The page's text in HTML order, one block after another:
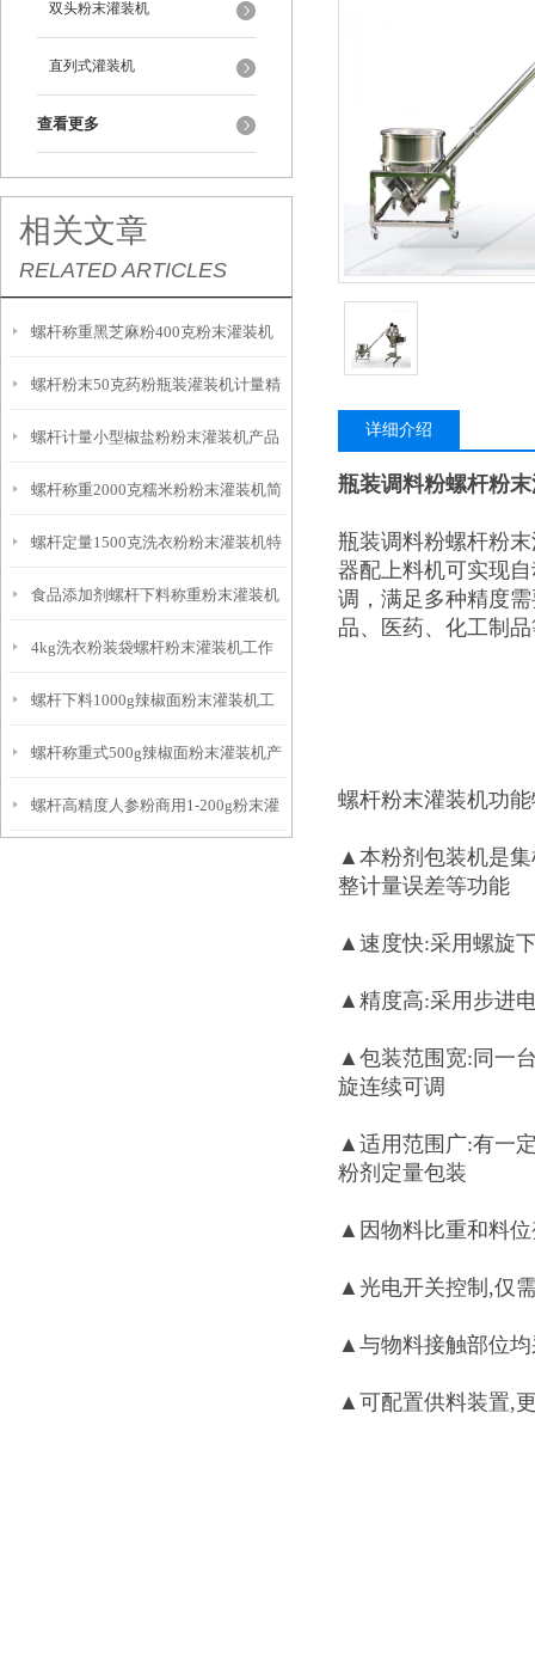
双头粉末灌装机
直列式灌装机
查看更多
相关文章
RELATED ARTICLES
螺杆称重黑芝麻粉400克粉末灌装机
产品简介
螺杆粉末50克药粉瓶装灌装机计量精
准
螺杆计量小型椒盐粉粉末灌装机产品
简介
螺杆称重2000克糯米粉粉末灌装机简
介
螺杆定量1500克洗衣粉粉末灌装机特
点
食品添加剂螺杆下料称重粉末灌装机
厂家
4kg洗衣粉装袋螺杆粉末灌装机工作
原理
螺杆下料1000g辣椒面粉末灌装机工
作原理
螺杆称重式500g辣椒面粉末灌装机产
品简介
螺杆高精度人参粉商用1-200g粉末灌
详细介绍
瓶装调料粉螺杆粉
瓶装调料粉螺杆粉
器配上料机可实现
调，满足多种精度
品、医药、化工制
螺杆粉末灌装机功
▲本粉剂包装机是集
整计量误差等功能
▲速度快:采用螺旋
▲精度高:采用步进
▲包装范围宽:同一
旋连续可调
▲适用范围广:有一
粉剂定量包装
▲因物料比重和料
▲光电开关控制,仅
▲与物料接触部位
▲可配置供料装置,